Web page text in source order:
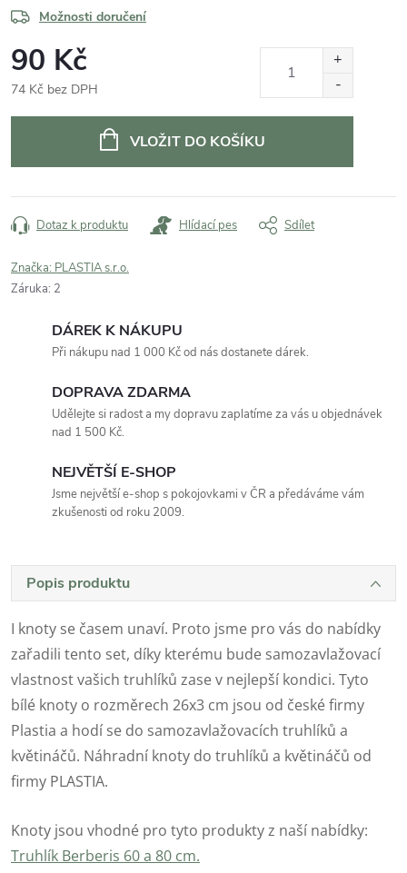
Možnosti doručení
90 Kč
74 Kč bez DPH
VLOŽIT DO KOŠÍKU
Dotaz k produktu Hlídací pes Sdílet
Značka: PLASTIA s.r.o.
Záruka: 2
DÁREK K NÁKUPU
Při nákupu nad 1 000 Kč od nás dostanete dárek.
DOPRAVA ZDARMA
Udělejte si radost a my dopravu zaplatíme za vás u objednávek
nad 1 500 Kč.
NEJVĚTŠÍ E-SHOP
Jsme největší e-shop s pokojovkami v ČR a předáváme vám
zkušenosti od roku 2009.
Popis produktu
I knoty se časem unaví. Proto jsme pro vás do nabídky
zařadili tento set, díky kterému bude samozavlažovací
vlastnost vašich truhlíků zase v nejlepší kondici. Tyto
bílé knoty o rozměrech 26x3 cm jsou od české firmy
Plastia a hodí se do samozavlažovacích truhlíků a
květináčů. Náhradní knoty do truhlíků a květináčů od
firmy PLASTIA.
Knoty jsou vhodné pro tyto produkty z naší nabídky:
Truhlík Berberis 60 a 80 cm.